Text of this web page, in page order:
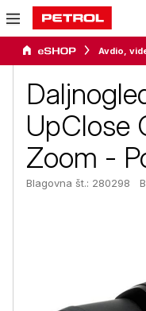
UpClose
Zoom -
Blagovna št.: 280298